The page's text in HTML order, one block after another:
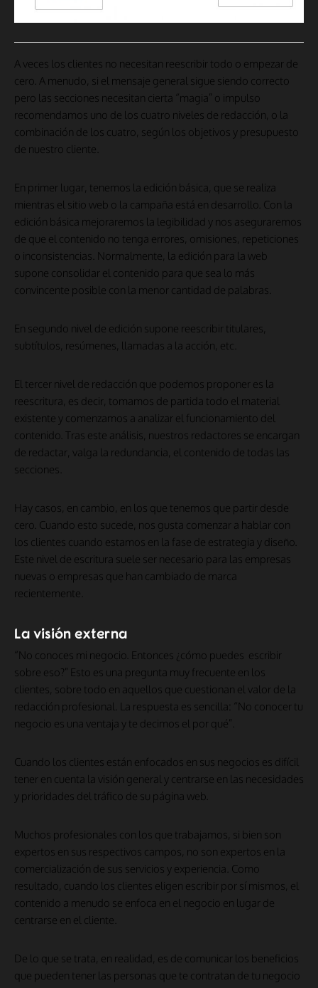
A veces los clientes no necesitan reescribir todo o empezar de
cero. A menudo, si el mensaje general sigue siendo correcto
pero las secciones necesitan cierta “magia” o impulso
recomendamos uno de los cuatro niveles de redacción, o la
combinación de los cuatro, según los objetivos y presupuesto
de nuestro cliente.
En primer lugar, tenemos la edición básica, que se realiza
mientras el sitio web o la campaña está en desarrollo. Con la
edición básica mejoraremos la legibilidad y nos aseguraremos
de que el contenido no tenga errores, omisiones, repeticiones
o inconsistencias. Normalmente, la edición para la web
supone consolidar el contenido para que sea lo más
convincente posible con la menor cantidad de palabras.
En segundo nivel de edición supone reescribir titulares,
subtítulos, resúmenes, llamadas a la acción, etc.
El tercer nivel de redacción que podemos proponer es la
reescritura, es decir, tomamos de partida todo el material
existente y comenzamos a analizar el funcionamiento del
contenido. Tras este análisis, nuestros redactores se encargan
de redactar, valga la redundancia, el contenido de todas las
secciones.
Hay casos, en cambio, en los que tenemos que partir desde
cero. Cuando esto sucede, nos gusta comenzar a hablar con
los clientes cuando estamos en la fase de estrategia y diseño.
Este nivel de escritura suele ser necesario para las empresas
nuevas o empresas que han cambiado de marca
recientemente.
La visión externa
“No conoces mi negocio. Entonces ¿cómo puedes escribir
sobre eso?” Esto es una pregunta muy frecuente en los
clientes, sobre todo en aquellos que cuestionan el valor de la
redacción profesional. La respuesta es sencilla: “No conocer tu
negocio es una ventaja y te decimos el por qué”.
Cuando los clientes están enfocados en sus negocios es difícil
tener en cuenta la visión general y centrarse en las necesidades
y prioridades del tráfico de su página web.
Muchos profesionales con los que trabajamos, si bien son
expertos en sus respectivos campos, no son expertos en la
comercialización de sus servicios y experiencia. Como
resultado, cuando los clientes eligen escribir por sí mismos, el
contenido a menudo se enfoca en el negocio en lugar de
centrarse en el cliente.
De lo que se trata, en realidad, es de comunicar los beneficios
que pueden tener las personas que te contratan de tu negocio